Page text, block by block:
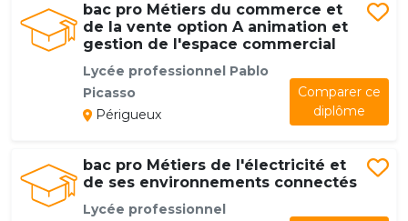
bac pro Métiers du commerce et
de la vente option A animation et
gestion de l'espace commercial
Lycée professionnel Pablo
Picasso
Périgueux
Comparer ce
diplôme
bac pro Métiers de l'électricité et
de ses environnements connectés
Lycée professionnel